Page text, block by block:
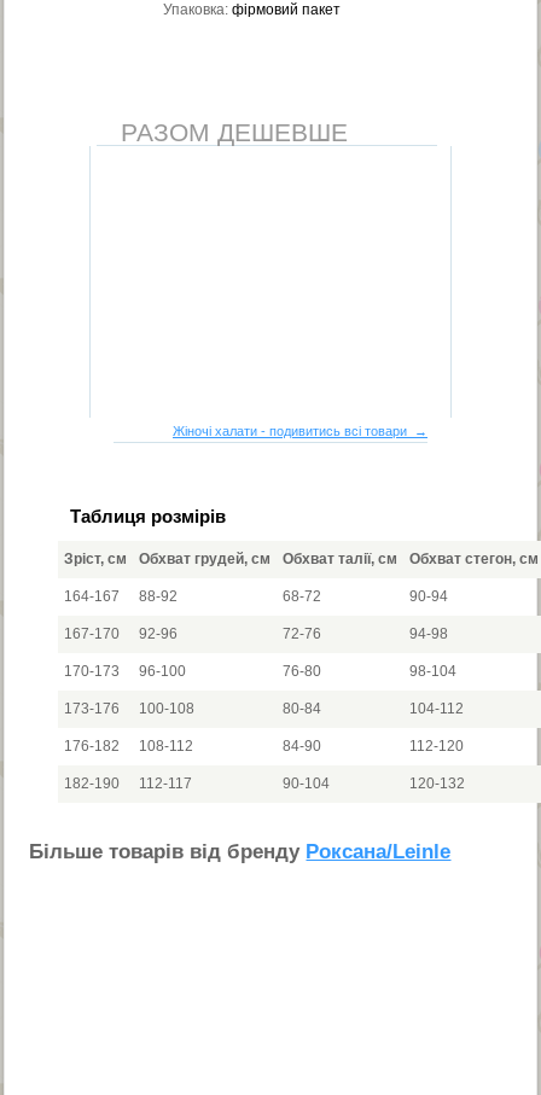
Упаковка: фірмовий пакет
РАЗОМ ДЕШЕВШЕ
Жіночі халати - подивитись всі товари →
Таблиця розмірів
Зріст, см Обхват грудей, см Обхват талії, см Обхват стегон, см
164-167 88-92 68-72 90-94
167-170 92-96 72-76 94-98
170-173 96-100 76-80 98-104
173-176 100-108 80-84 104-112
176-182 108-112 84-90 112-120
182-190 112-117 90-104 120-132
Бiльше товарiв вiд бренду Роксана/Leinle